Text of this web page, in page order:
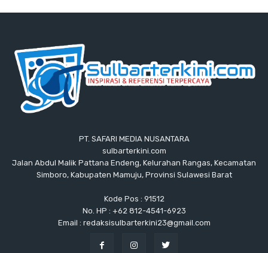
PT. SAFARI MEDIA NUSANTARA
sulbarterkini.com
Jalan Abdul Malik Pattana Endeng, Kelurahan Rangas, Kecamatan
Simboro, Kabupaten Mamuju, Provinsi Sulawesi Barat
Kode Pos : 91512
No. HP : +62 812-4541-6923
Email : redaksisulbarterkini23@gmail.com